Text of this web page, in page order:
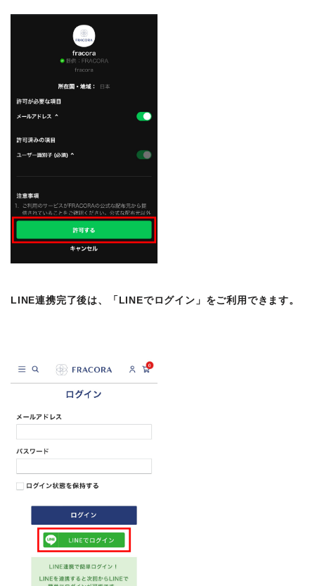
LINE連携完了後は、「LINEでログイン」をご利用できます。